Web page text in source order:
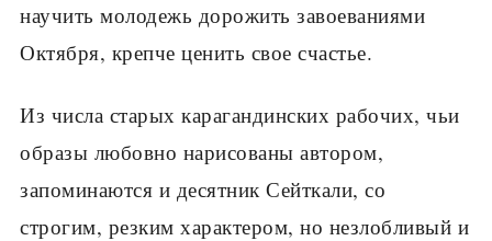
научить молодежь дорожить завоеваниями
Октября, крепче ценить свое счастье.
Из числа старых карагандинских рабочих, чьи
образы любовно нарисованы автором,
запоминаются и десятник Сейткали, со
строгим, резким характером, но незлобливый и